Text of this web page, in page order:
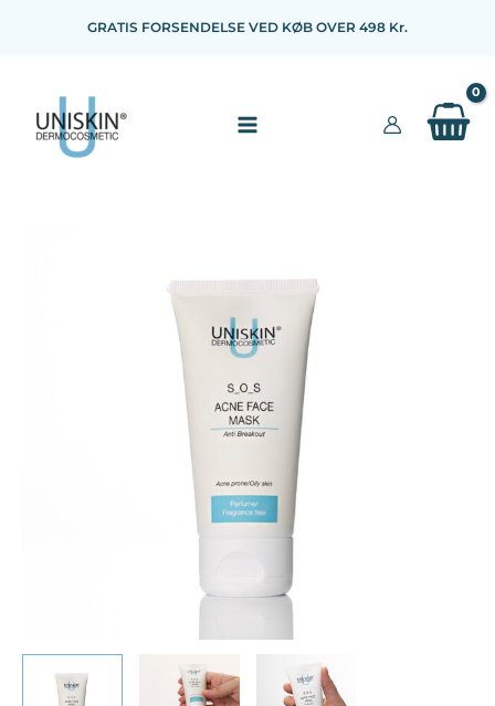
GRATIS FORSENDELSE VED KØB OVER 498 Kr.